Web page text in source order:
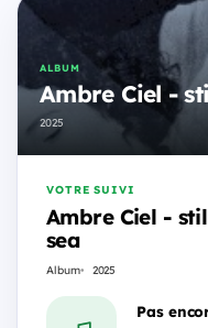
ALBUM
Ambre Ciel -
2025
VOTRE SUIVI
Ambre Ciel -
sea
Album 2025
Pas